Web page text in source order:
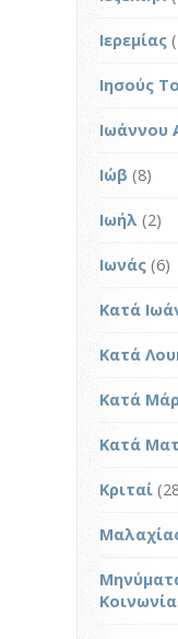
Ιερεμίας
Ιησούς
Ιωάννου
Ιώβ (8)
Ιωήλ (2)
Ιωνάς (6)
Κατά
Κατά
Κατά
Κατά
Κριταί